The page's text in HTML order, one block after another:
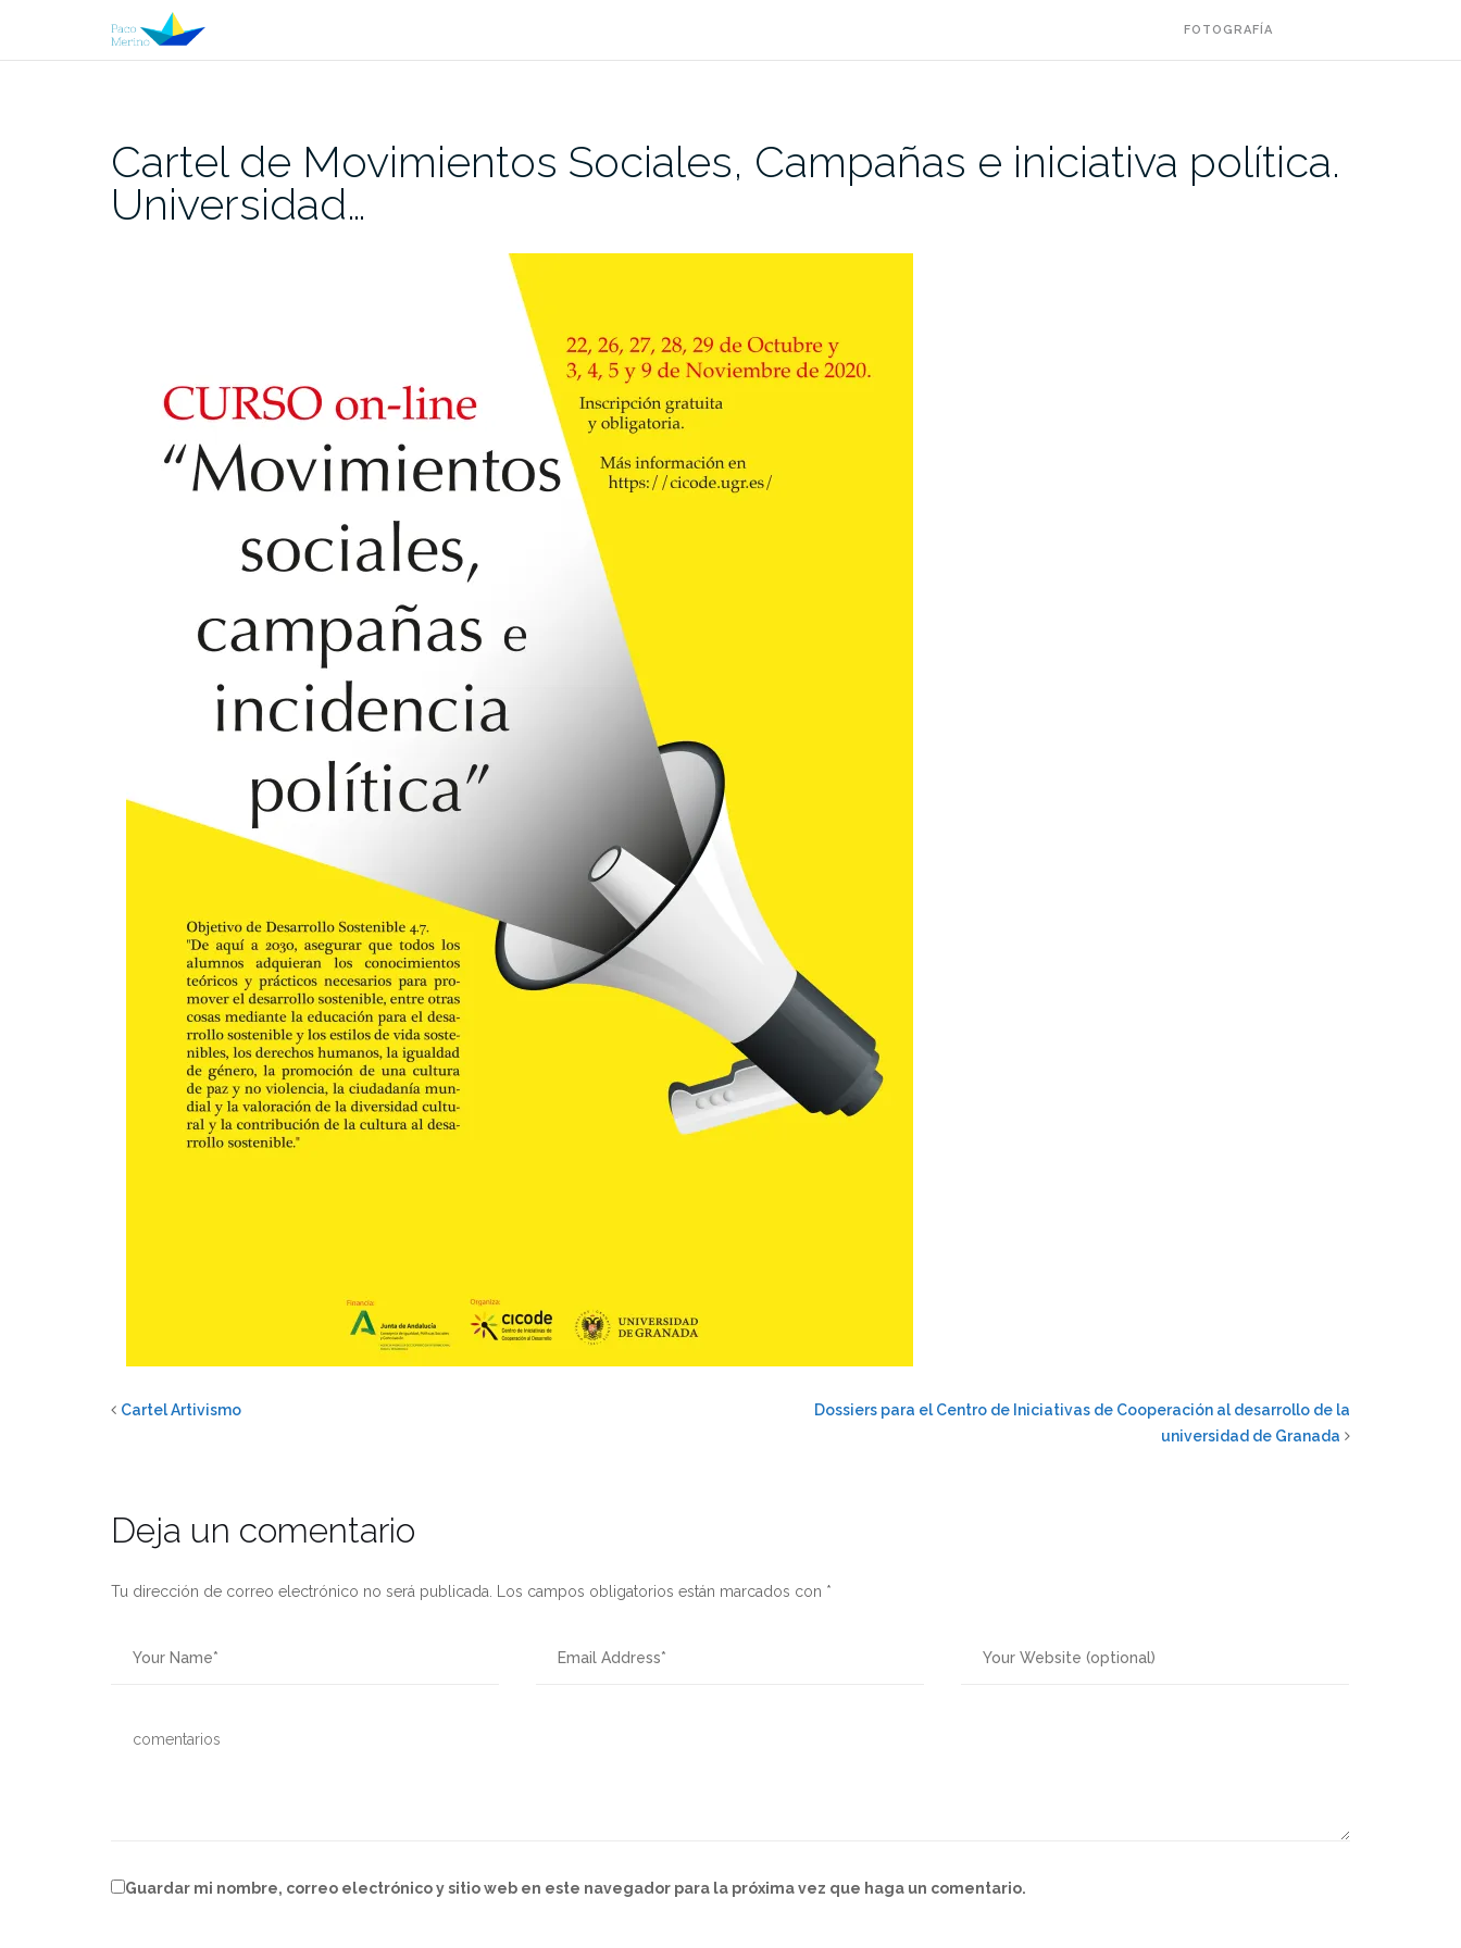
content
FOTOGRAFÍA
Cartel de Movimientos Sociales, Campañas e iniciativa política.
Universidad…
Cartel Artivismo
Dossiers para el Centro de Iniciativas de Cooperación al desarrollo de la
universidad de Granada
Deja un comentario
Tu dirección de correo electrónico no será publicada. Los campos obligatorios están marcados con *
Guardar mi nombre, correo electrónico y sitio web en este navegador para la próxima vez que haga un comentario.